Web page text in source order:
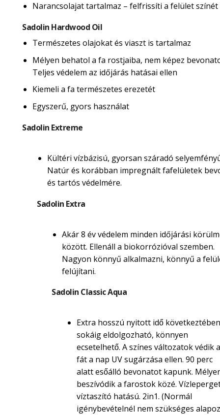
Narancsolajat tartalmaz – felfrissíti a felület színét
Sadolin Hardwood Oil
Természetes olajokat és viaszt is tartalmaz
Mélyen behatol a fa rostjaiba, nem képez
Teljes védelem az időjárás hatásai ellen
Kiemeli a fa természetes erezetét
Egyszerű, gyors használat
Sadolin Extreme
Kültéri vízbázisú, gyorsan száradó
Natúr és korábban impregnált fafelületek
és tartós védelmére.
Sadolin Extra
Akár 8 év védelem minden időjárási
között. Ellenáll a biokorrózióval szemben.
Nagyon könnyű alkalmazni, könnyű a
felújítani.
Sadolin Classic Aqua
Extra hosszú nyitott idő következtében
sokáig eldolgozható, könnyen
ecsetelhető. A színes változatok védik a
fát a nap UV sugárzása ellen. 90 perc
alatt esőálló bevonatot kapunk.
beszívódik a farostok közé.
víztaszító hatású. 2in1. (Normál
igénybevételnél nem szükséges